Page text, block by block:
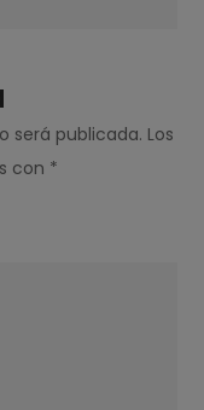
será publicada. Los
con *